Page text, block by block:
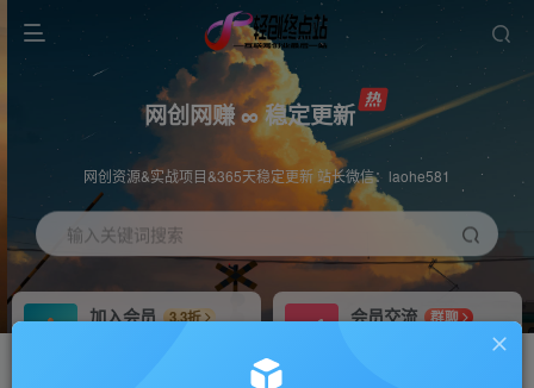
网创网赚 ∞ 稳定更新
网创资源&实战项目&365天稳定更新 站长微信：laohe581
输入关键词搜索
加入会员
3.3折
会员交流
群聊